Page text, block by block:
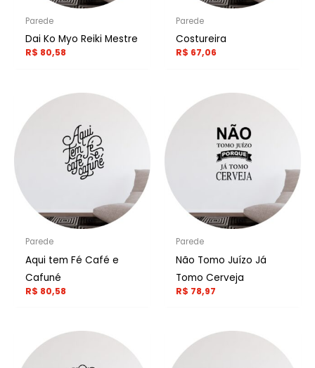
Parede
Dai Ko Myo Reiki Mestre
R$ 80,58
Parede
Costureira
R$ 67,06
Parede
Aqui tem Fé Café e
Cafuné
R$ 80,58
Parede
Não Tomo Juízo Já
Tomo Cerveja
R$ 78,97